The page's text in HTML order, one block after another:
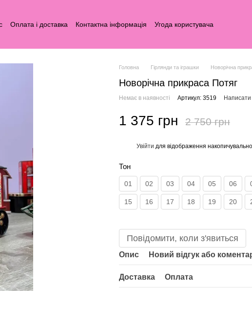
Оплата і доставка Контактна інформація Угода користувача
Головна Гірлянди та іграшки Новорічна
Новорічна прикраса Потяг
Немає в наявності Артикул: 3519 Написати
1 375 грн 2 750 грн
Увійти для відображення
Тон
01 02 03 04 05 06
15 16 17 18 19 20
Повідомити, коли з'явиться
Опис Новий відгук або
Доставка Оплата